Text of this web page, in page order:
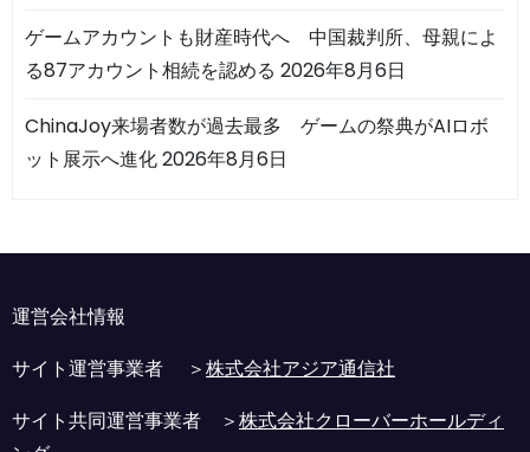
ゲームアカウントも財産時代へ 中国裁判所、母親によ
る87アカウント相続を認める 2026年8月6日
ChinaJoy来場者数が過去最多 ゲームの祭典がAIロボ
ット展示へ進化2026年8月6日
運営会社情報
サイト運営事業者 ＞株式会社アジア通信社
サイト共同運営事業者 ＞株式会社クローバーホールディ